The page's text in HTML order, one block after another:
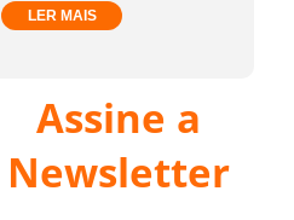
LER MAIS
Assine a
Newsletter